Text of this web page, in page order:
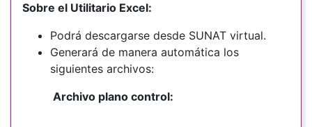
Sobre el Utilitario Excel:
Podrá descargarse desde SUNAT virtual.
Generará de manera automática los
siguientes archivos:
Archivo plano control: